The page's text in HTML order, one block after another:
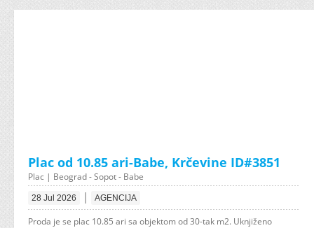
Plac od 10.85 ari-Babe, Krčevine ID#3851
Plac | Beograd - Sopot - Babe
28 Jul 2026 | AGENCIJA
Proda je se plac 10.85 ari sa objektom od 30-tak m2. Uknjiženo